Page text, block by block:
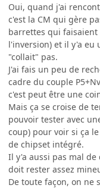
Oui, quand j'ai
c'est la CM qui gère
barrettes qui
l'inversion) et il y'a eu
"collait" pas.
J'ai fais un peu de
cadre du couple
c'est peut être une
Mais ça se croise de
pouvoir tester avec
coup) pour voir si ça
de chipset intégré.
Il y'a aussi pas mal de
doit rester assez
De toute façon, on ne